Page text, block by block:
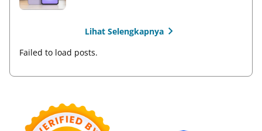
Lihat Selengkapnya
Failed to load posts.